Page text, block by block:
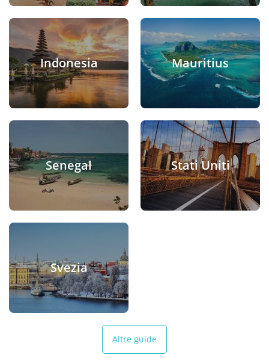
Indonesia Mauritius
Senegal Stati Uniti
Svezia
Altre guide